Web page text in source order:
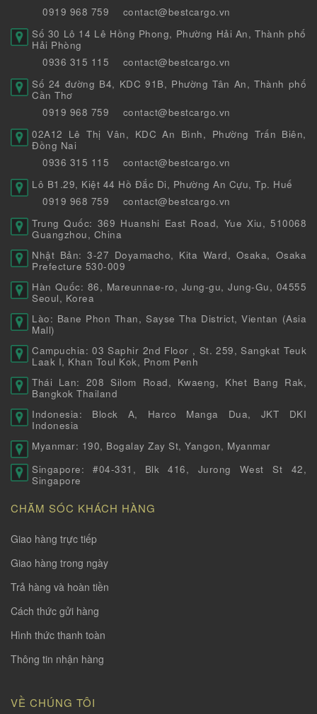
0919 968 759
contact@bestcargo.vn
Số 30 Lô 14 Lê Hồng Phong, Phường Hải An, Thành phố
Hải Phòng
0936 315 115
contact@bestcargo.vn
Số 24 đường B4, KDC 91B, Phường Tân An, Thành phố
Cần Thơ
0919 968 759
contact@bestcargo.vn
02A12 Lê Thị Vân, KDC An Bình, Phường Trấn Biên,
Đồng Nai
0936 315 115
contact@bestcargo.vn
Lô B1.29, Kiệt 44 Hồ Đắc Di, Phường An Cựu, Tp. Huế
0919 968 759
contact@bestcargo.vn
Trung Quốc: 369 Huanshi East Road, Yue Xiu, 510068
Guangzhou, China
Nhật Bản: 3-27 Doyamacho, Kita Ward, Osaka, Osaka
Prefecture 530-009
Hàn Quốc: 86, Mareunnae-ro, Jung-gu, Jung-Gu, 04555
Seoul, Korea
Lào: Bane Phon Than, Sayse Tha District, Vientan (Asia
Mall)
Campuchia: 03 Saphir 2nd Floor , St. 259, Sangkat Teuk
Laak I, Khan Toul Kok, Pnom Penh
Thái Lan: 208 Silom Road, Kwaeng, Khet Bang Rak,
Bangkok Thailand
Indonesia: Block A, Harco Manga Dua, JKT DKI
Indonesia
Myanmar: 190, Bogalay Zay St, Yangon, Myanmar
Singapore: #04-331, Blk 416, Jurong West St 42,
Singapore
CHĂM SÓC KHÁCH HÀNG
Giao hàng trực tiếp
Giao hàng trong ngày
Trả hàng và hoàn tiền
Cách thức gửi hàng
Hình thức thanh toàn
Thông tin nhận hàng
VỀ CHÚNG TÔI